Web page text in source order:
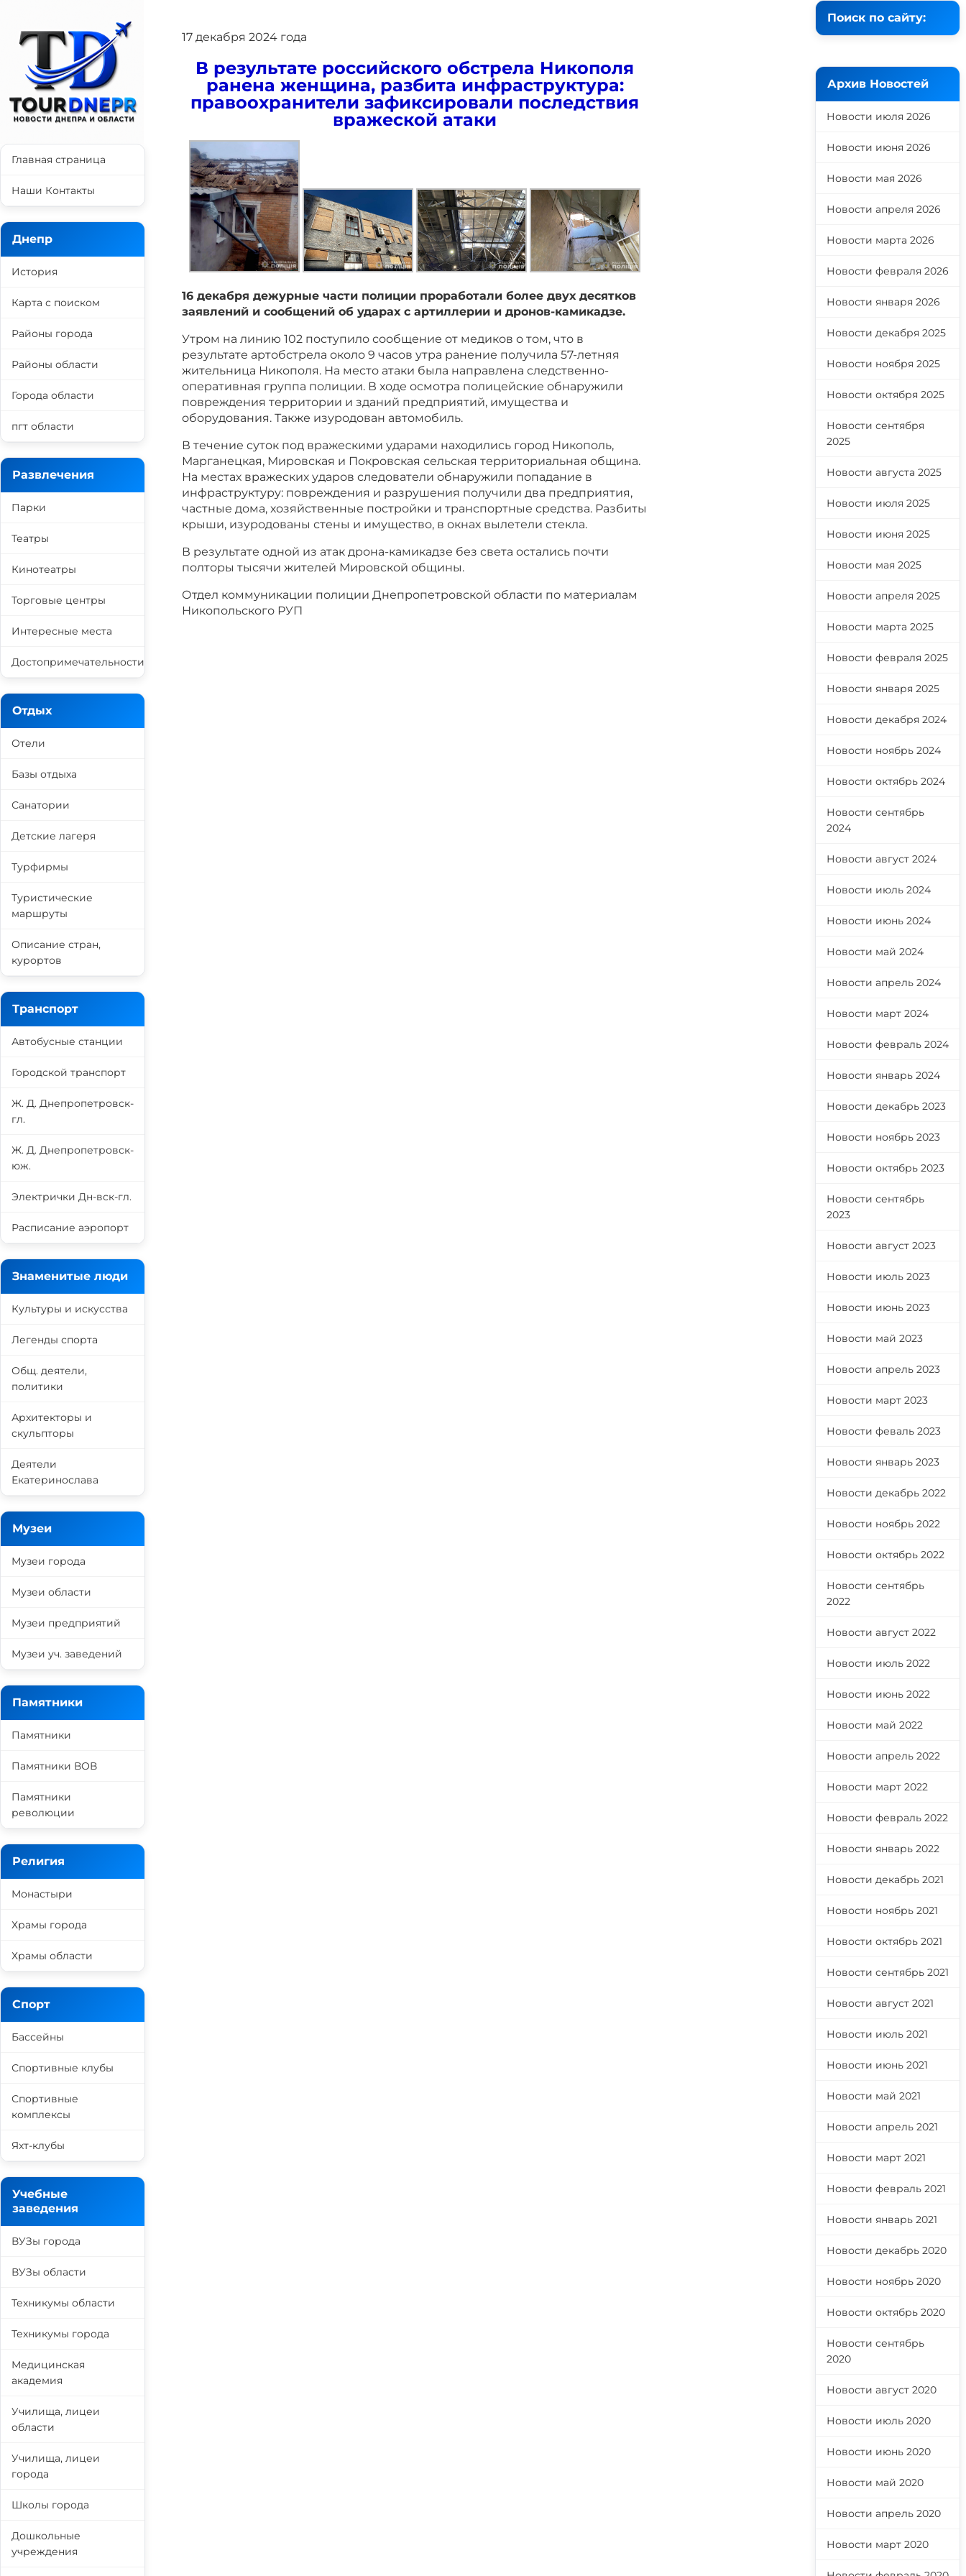
17 декабря 2024 года
В результате российского обстрела Никополя
ранена женщина, разбита инфраструктура:
правоохранители зафиксировали последствия
вражеской атаки
16 декабря дежурные части полиции проработали более двух десятков
заявлений и сообщений об ударах с артиллерии и дронов-камикадзе.
Утром на линию 102 поступило сообщение от медиков о том, что в
результате артобстрела около 9 часов утра ранение получила 57-летняя
жительница Никополя. На место атаки была направлена следственно-
оперативная группа полиции. В ходе осмотра полицейские обнаружили
повреждения территории и зданий предприятий, имущества и
оборудования. Также изуродован автомобиль.
В течение суток под вражескими ударами находились город Никополь,
Марганецкая, Мировская и Покровская сельская территориальная община.
На местах вражеских ударов следователи обнаружили попадание в
инфраструктуру: повреждения и разрушения получили два предприятия,
частные дома, хозяйственные постройки и транспортные средства. Разбиты
крыши, изуродованы стены и имущество, в окнах вылетели стекла.
В результате одной из атак дрона-камикадзе без света остались почти
полторы тысячи жителей Мировской общины.
Отдел коммуникации полиции Днепропетровской области по материалам
Никопольского РУП
Главная страница
Наши Контакты
Днепр
История
Карта с поиском
Районы города
Районы области
Города области
пгт области
Развлечения
Парки
Театры
Кинотеатры
Торговые центры
Интересные места
Достопримечательности
Отдых
Отели
Базы отдыха
Санатории
Детские лагеря
Турфирмы
Туристические
маршруты
Описание стран,
курортов
Транспорт
Автобусные станции
Городской транспорт
Ж. Д. Днепропетровск-
гл.
Ж. Д. Днепропетровск-
юж.
Электрички Дн-вск-гл.
Расписание аэропорт
Знаменитые люди
Культуры и искусства
Легенды спорта
Общ. деятели,
политики
Архитекторы и
скульпторы
Деятели
Екатеринослава
Музеи
Музеи города
Музеи области
Музеи предприятий
Музеи уч. заведений
Памятники
Памятники
Памятники ВОВ
Памятники
революции
Религия
Монастыри
Храмы города
Храмы области
Спорт
Бассейны
Спортивные клубы
Спортивные
комплексы
Яхт-клубы
Учебные
заведения
ВУЗы города
ВУЗы области
Техникумы области
Техникумы города
Медицинская
академия
Училища, лицеи
области
Училища, лицеи
города
Школы города
Дошкольные
учреждения
Поиск по сайту:
Архив Новостей
Новости июля 2026
Новости июня 2026
Новости мая 2026
Новости апреля 2026
Новости марта 2026
Новости февраля 2026
Новости января 2026
Новости декабря 2025
Новости ноября 2025
Новости октября 2025
Новости сентября
2025
Новости августа 2025
Новости июля 2025
Новости июня 2025
Новости мая 2025
Новости апреля 2025
Новости марта 2025
Новости февраля 2025
Новости января 2025
Новости декабря 2024
Новости ноябрь 2024
Новости октябрь 2024
Новости сентябрь
2024
Новости август 2024
Новости июль 2024
Новости июнь 2024
Новости май 2024
Новости апрель 2024
Новости март 2024
Новости февраль 2024
Новости январь 2024
Новости декабрь 2023
Новости ноябрь 2023
Новости октябрь 2023
Новости сентябрь
2023
Новости август 2023
Новости июль 2023
Новости июнь 2023
Новости май 2023
Новости апрель 2023
Новости март 2023
Новости феваль 2023
Новости январь 2023
Новости декабрь 2022
Новости ноябрь 2022
Новости октябрь 2022
Новости сентябрь
2022
Новости август 2022
Новости июль 2022
Новости июнь 2022
Новости май 2022
Новости апрель 2022
Новости март 2022
Новости февраль 2022
Новости январь 2022
Новости декабрь 2021
Новости ноябрь 2021
Новости октябрь 2021
Новости сентябрь 2021
Новости август 2021
Новости июль 2021
Новости июнь 2021
Новости май 2021
Новости апрель 2021
Новости март 2021
Новости февраль 2021
Новости январь 2021
Новости декабрь 2020
Новости ноябрь 2020
Новости октябрь 2020
Новости сентябрь
2020
Новости август 2020
Новости июль 2020
Новости июнь 2020
Новости май 2020
Новости апрель 2020
Новости март 2020